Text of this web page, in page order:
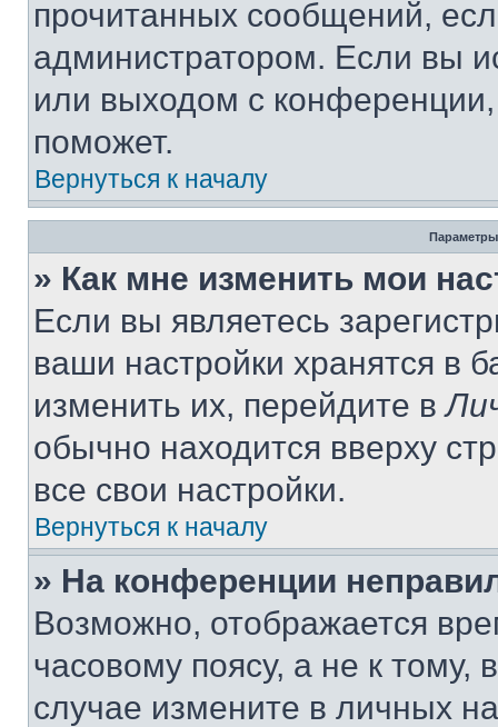
прочитанных сообщений,
администратором. Если вы
или выходом с
поможет.
Вернуться к началу
Параметры
» Как мне изменить мои
Если вы являетесь
ваши настройки хранятся в
изменить их, перейдите в
обычно находится вверху
все свои настройки.
Вернуться к началу
» На конференции
Возможно, отображается
часовому поясу, а не к тому,
случае измените в личных